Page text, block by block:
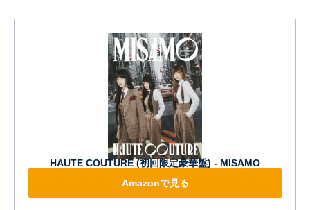
HAUTE COUTURE (初回限定豪華盤) - MISAMO
Amazonで見る